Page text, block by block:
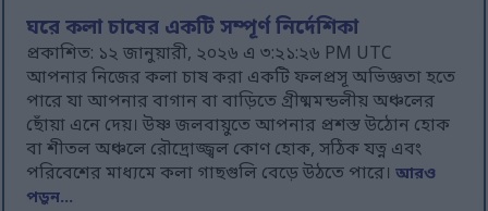
ঘরে কলা চাষের একটি সম্পূর্ণ নির্দেশিকা
প্রকাশিত: ১২ জানুয়ারী, ২০২৬ এ ৩:২১:২৬ PM UTC
আপনার নিজের কলা চাষ করা একটি ফলপ্রসূ অভিজ্ঞতা হতে
পারে যা আপনার বাগান বা বাড়িতে গ্রীষ্মমন্ডলীয় অঞ্চলের
ছোঁয়া এনে দেয়। উষ্ণ জলবায়ুতে আপনার প্রশস্ত উঠোন হোক
বা শীতল অঞ্চলে রৌদ্রোজ্জ্বল কোণ হোক, সঠিক যত্ন এবং
পরিবেশের মাধ্যমে কলা গাছগুলি বেড়ে উঠতে পারে।আরও
পড়ুন...